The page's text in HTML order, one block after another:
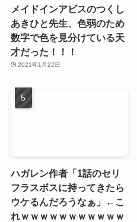
メイドインアビスのつくし
あきひと先生、色弱のため
数字で色を見分けている天
才だった！！！
2021年1月22日
ハガレン作者「1話のセリ
フラスボスに持ってきたら
ウケるんだろうなぁ」←こ
れｗｗｗｗｗｗｗｗｗｗｗ